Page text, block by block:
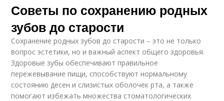
Советы по сохранению родных
зубов до старости
Сохранение родных зубов до старости – это не только
вопрос эстетики, но и важный аспект общего здоровья.
Здоровые зубы обеспечивают правильное
пережевывание пищи, способствуют нормальному
состоянию десен и слизистых оболочек рта, а также
помогают избежать множества стоматологических